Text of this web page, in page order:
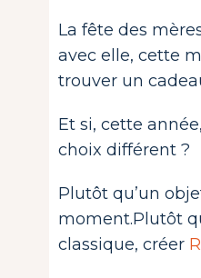
La fête des
avec elle, cette
trouver un
Et si, cette
choix différent ?
Plutôt qu’un
moment.Plutôt
classique, créer